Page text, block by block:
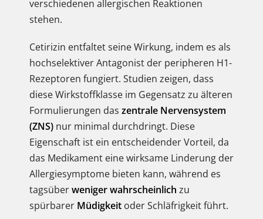
verschiedenen allergischen Reaktionen
stehen.
Cetirizin entfaltet seine Wirkung, indem es als
hochselektiver Antagonist der peripheren H1-
Rezeptoren fungiert. Studien zeigen, dass
diese Wirkstoffklasse im Gegensatz zu älteren
Formulierungen das zentrale Nervensystem
(ZNS) nur minimal durchdringt. Diese
Eigenschaft ist ein entscheidender Vorteil, da
das Medikament eine wirksame Linderung der
Allergiesymptome bieten kann, während es
tagsüberweniger wahrscheinlich zu
spürbarer Müdigkeit oder Schläfrigkeit führt.